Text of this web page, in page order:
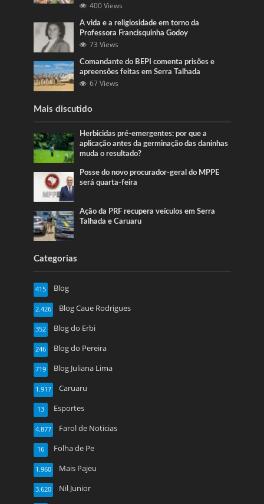
400 Views
A vida e a religiosidade em torno da
Professora Francisquinha Godoy
73 Views
Comandante do BEPI comenta prisões e
apreensões feitas em Serra Talhada
67 Views
Mais discutido
Herbicidas pré-emergentes: por que a
aplicação antes da germinação das daninhas
muda o resultado?
Posse do novo procurador-geral do MPPE
será quarta-feira
Ação da PRF recupera veículos em Serra
Talhada e Caruaru
Categorias
Blog
415
Blog Caue Rodrigues
2.426
Blog do Erbi
352
Blog do Pereira
246
Blog Juliana Lima
719
Caruaru
1.917
Esportes
13
Farol de Noticias
4.877
Folha de Pe
16
Mais Pajeu
1.960
Nil Junior
3.620